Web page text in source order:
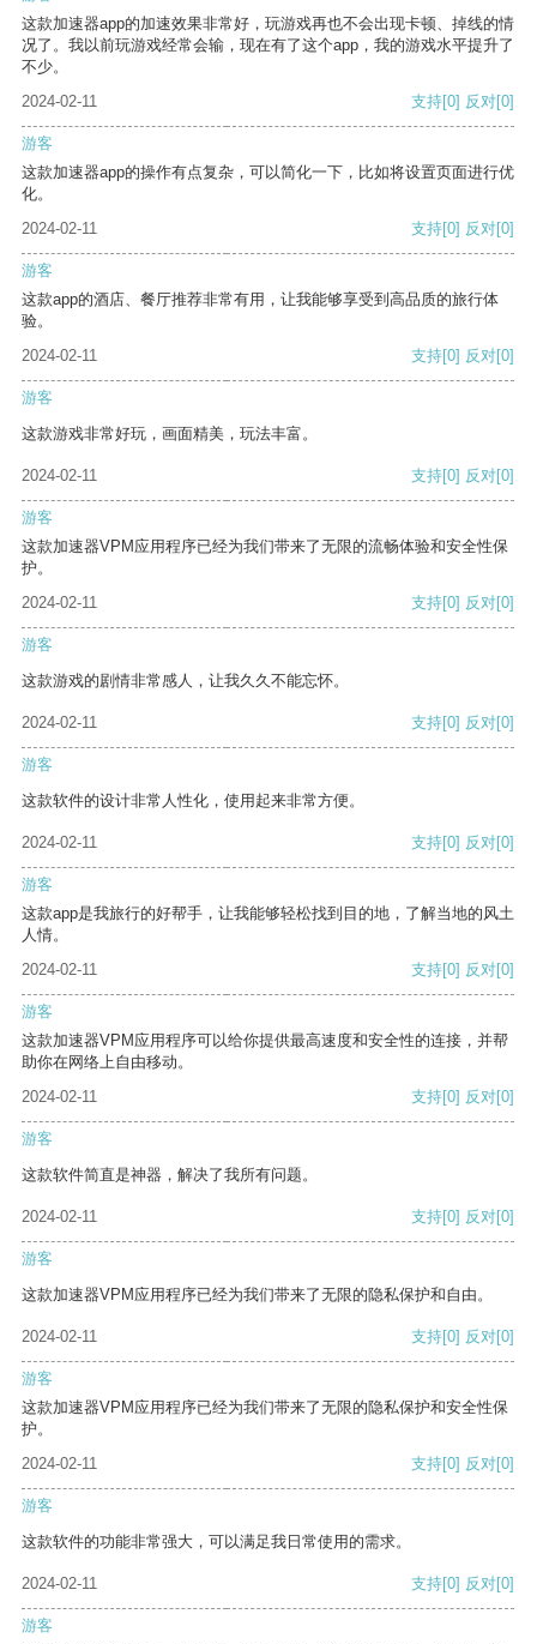
这款加速器app的加速效果非常好，玩游戏再也不会出现卡顿、掉线的情
况了。我以前玩游戏经常会输，现在有了这个app，我的游戏水平提升了
不少。
2024-02-11
支持[0] 反对[0]
游客
这款加速器app的操作有点复杂，可以简化一下，比如将设置页面进行优
化。
2024-02-11
支持[0] 反对[0]
游客
这款app的酒店、餐厅推荐非常有用，让我能够享受到高品质的旅行体
验。
2024-02-11
支持[0] 反对[0]
游客
这款游戏非常好玩，画面精美，玩法丰富。
2024-02-11 支持[0] 反对[0]
游客
这款加速器VPM应用程序已经为我们带来了无限的流畅体验和安全性保
护。
2024-02-11
支持[0] 反对[0]
游客
这款游戏的剧情非常感人，让我久久不能忘怀。
2024-02-11 支持[0] 反对[0]
游客
这款软件的设计非常人性化，使用起来非常方便。
2024-02-11 支持[0] 反对[0]
游客
这款app是我旅行的好帮手，让我能够轻松找到目的地，了解当地的风土
人情。
2024-02-11
支持[0] 反对[0]
游客
这款加速器VPM应用程序可以给你提供最高速度和安全性的连接，并帮
助你在网络上自由移动。
2024-02-11
支持[0] 反对[0]
游客
这款软件简直是神器，解决了我所有问题。
2024-02-11 支持[0] 反对[0]
游客
这款加速器VPM应用程序已经为我们带来了无限的隐私保护和自由。
2024-02-11 支持[0] 反对[0]
游客
这款加速器VPM应用程序已经为我们带来了无限的隐私保护和安全性保
护。
2024-02-11
支持[0] 反对[0]
游客
这款软件的功能非常强大，可以满足我日常使用的需求。
2024-02-11 支持[0] 反对[0]
游客